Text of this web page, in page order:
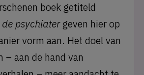
boek getiteld
psychiatergeven hier op
vorm aan. Het doel van
– aan de hand van